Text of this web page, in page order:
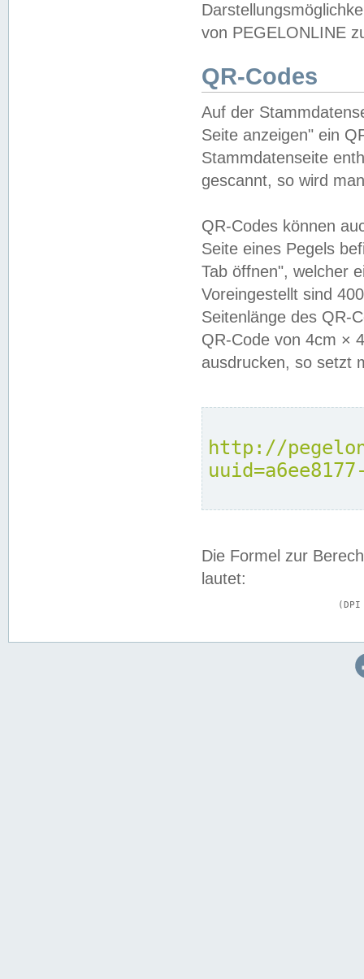
von PEGELONLINE
QR-Codes
Auf der
Seite anzeigen" ein
Stammdatenseite
gescannt, so wird
QR-Codes können
Seite eines Pegels
Tab öffnen", welcher
Voreingestellt sind
Seitenlänge des QR-
QR-Code von 4cm ×
ausdrucken, so setzt
http://
Die Formel zur
lautet: